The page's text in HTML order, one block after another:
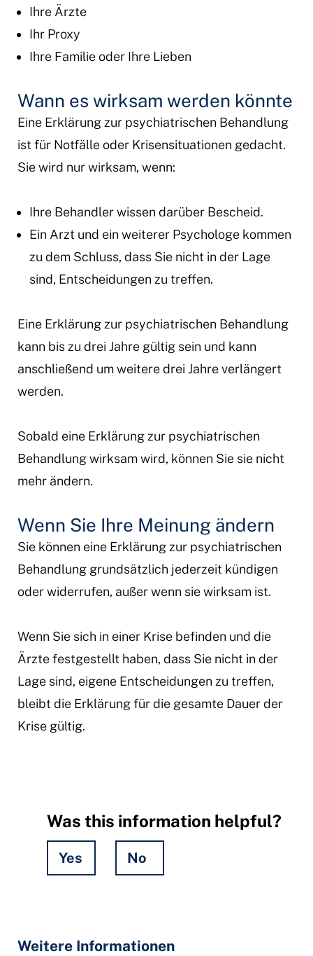
Ihre Ärzte
Ihr Proxy
Ihre Familie oder Ihre Lieben
Wann es wirksam werden könnte
Eine Erklärung zur psychiatrischen Behandlung
ist für Notfälle oder Krisensituationen gedacht.
Sie wird nur wirksam, wenn:
Ihre Behandler wissen darüber Bescheid.
Ein Arzt und ein weiterer Psychologe kommen
zu dem Schluss, dass Sie nicht in der Lage
sind, Entscheidungen zu treffen.
Eine Erklärung zur psychiatrischen Behandlung
kann bis zu drei Jahre gültig sein und kann
anschließend um weitere drei Jahre verlängert
werden.
Sobald eine Erklärung zur psychiatrischen
Behandlung wirksam wird, können Sie sie nicht
mehr ändern.
Wenn Sie Ihre Meinung ändern
Sie können eine Erklärung zur psychiatrischen
Behandlung grundsätzlich jederzeit kündigen
oder widerrufen, außer wenn sie wirksam ist.
Wenn Sie sich in einer Krise befinden und die
Ärzte festgestellt haben, dass Sie nicht in der
Lage sind, eigene Entscheidungen zu treffen,
bleibt die Erklärung für die gesamte Dauer der
Krise gültig.
Was this information helpful?
Yes No
Weitere Informationen